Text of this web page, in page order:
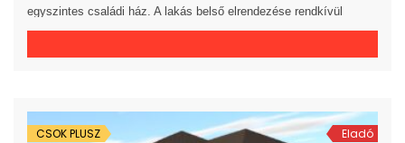
egyszintes családi ház. A lakás belső elrendezése rendkívül
praktikus és kényelmes 3 hálószoba, gardrób, fürdőszoba, külön
ingatlan 30-as […]
CSOK PLUSZ
Eladó